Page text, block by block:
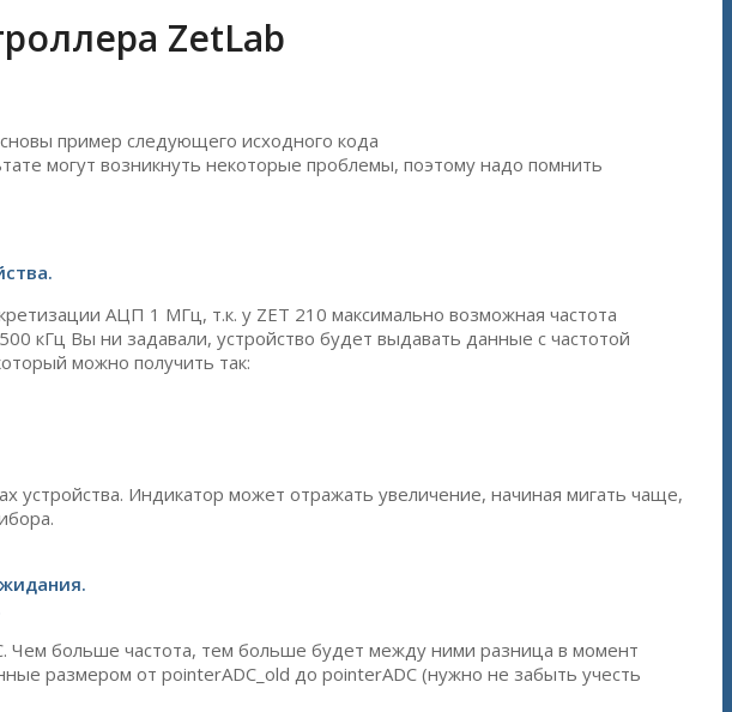
ZetLab
пример следующего исходного кода
могут возникнуть некоторые проблемы, поэтому надо помнить
АЦП 1 МГц, т.к. у ZET 210 максимально возможная частота
кГц Вы ни задавали, устройство будет выдавать данные с частотой
можно получить так:
устройства. Индикатор может отражать увеличение, начиная мигать чаще,
больше частота, тем больше будет между ними разница в момент
размером от pointerADC_old до pointerADC (нужно не забыть учесть